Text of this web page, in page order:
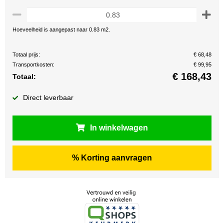
Hoeveelheid is aangepast naar 0.83 m2.
Totaal prijs:
€ 68,48
Transportkosten:
€ 99,95
Totaal: € 168,43
Direct leverbaar
In winkelwagen
% Korting aanvragen